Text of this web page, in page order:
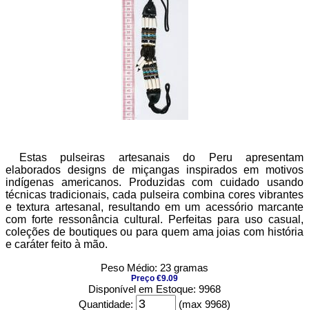
Estas pulseiras artesanais do Peru apresentam
elaborados designs de miçangas inspirados em motivos
indígenas americanos. Produzidas com cuidado usando
técnicas tradicionais, cada pulseira combina cores vibrantes
e textura artesanal, resultando em um acessório marcante
com forte ressonância cultural. Perfeitas para uso casual,
coleções de boutiques ou para quem ama joias com história
e caráter feito à mão.
Peso Médio: 23 gramas
Preço €9.09
Disponível em Estoque: 9968
Quantidade:
(max 9968)